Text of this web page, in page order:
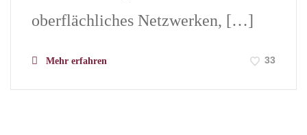
oberflächliches Netzwerken, […]
Mehr erfahren 33